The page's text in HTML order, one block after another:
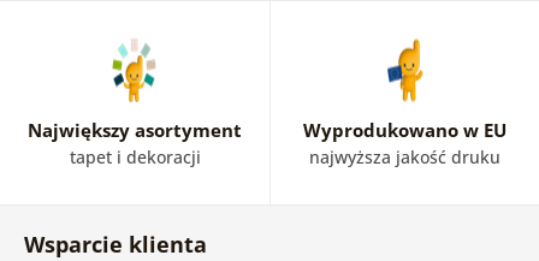
Największy asortyment
tapet i dekoracji
Wyprodukowano w EU
najwyższa jakość druku
Wsparcie klienta